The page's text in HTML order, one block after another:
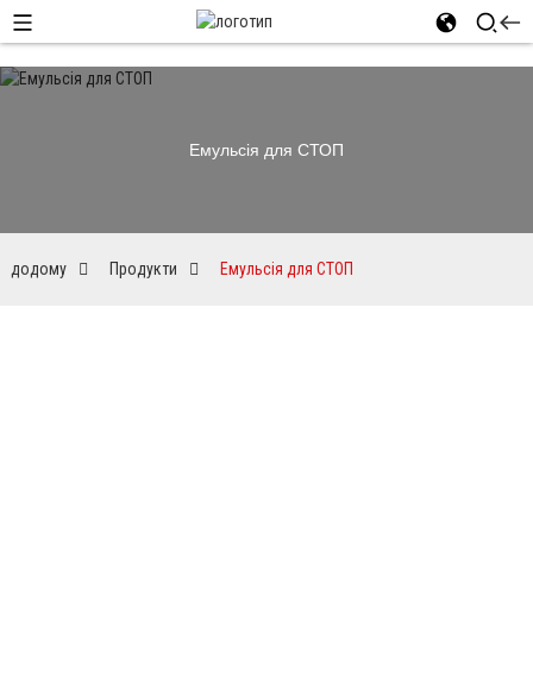
Емульсія для СТОП
додому Продукти Емульсія для СТОП